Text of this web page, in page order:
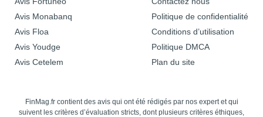
Avis Monabanq
Avis Floa
Avis Youdge
Avis Cetelem
Politique de confidentialité
Conditions d’utilisation
Politique DMCA
Plan du site
FinMag.fr contient des avis qui ont été rédigés par nos expert et qui
suivent les critères d’évaluation stricts, dont plusieurs critères éthiques,